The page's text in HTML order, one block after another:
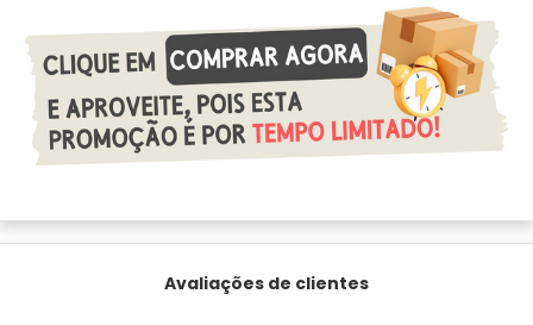
Avaliações de clientes